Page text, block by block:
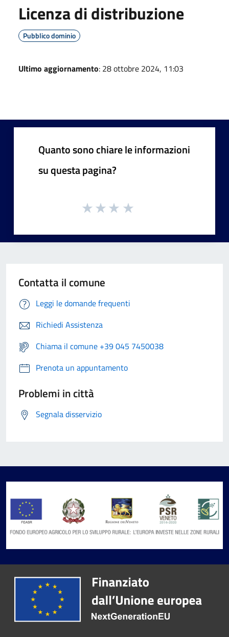
Licenza di distribuzione
Pubblico dominio
Ultimo aggiornamento: 28 ottobre 2024, 11:03
Quanto sono chiare le informazioni
su questa pagina?
Contatta il comune
Leggi le domande frequenti
Richiedi Assistenza
Chiama il comune +39 045 7450038
Prenota un appuntamento
Problemi in città
Segnala disservizio